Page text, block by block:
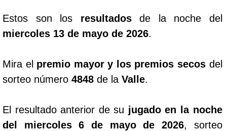
Estos son los resultadosde la noche del
miercoles 13 de mayo de 2026.
Mira el premio mayor y los premios secosdel
sorteo número 4848 de la Valle.
El resultado anterior de su jugado en la noche
del miercoles 6 de mayo de 2026, sorteo